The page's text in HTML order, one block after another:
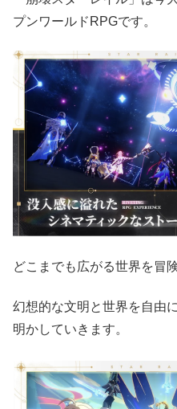
プンワールドRPGです。
どこまでも広がる世界を冒
幻想的な文明と世界を自由
明かしていきます。